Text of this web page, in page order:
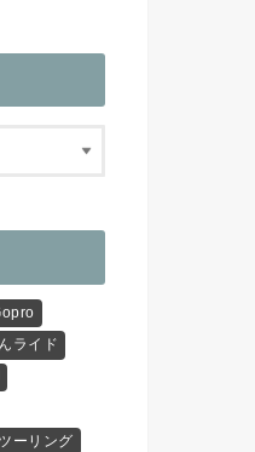
ライド
ツーリング